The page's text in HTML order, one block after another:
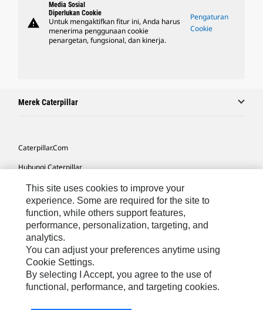
warning
Media Sosial
Diperlukan Cookie
Untuk mengaktifkan fitur ini, Anda harus
menerima penggunaan cookie
penargetan, fungsional, dan kinerja.
Pengaturan
Cookie
Merek Caterpillar
Caterpillar.com
Hubungi Caterpillar
Preferensi Pemasaran Saya
Peta Situs
Cookie Settings
Hukum
Privasi
This site uses cookies to improve your
experience. Some are required for the site to
function, while others support features,
performance, personalization, targeting, and
analytics.
You can adjust your preferences anytime using
Cookie Settings.
By selecting I Accept, you agree to the use of
functional, performance, and targeting cookies.